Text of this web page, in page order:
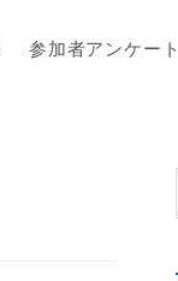
参加者アンケート